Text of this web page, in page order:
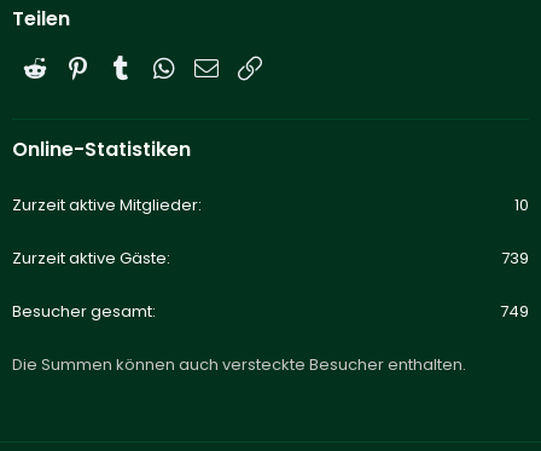
Teilen
Reddit PinterestTumblrWhatsApp
E-Mail
Online-Statistiken
Zurzeit aktive Mitglieder 10
Zurzeit aktive Gäste 739
Besucher gesamt 749
Die Summen können auch versteckte Besucher enthalten.